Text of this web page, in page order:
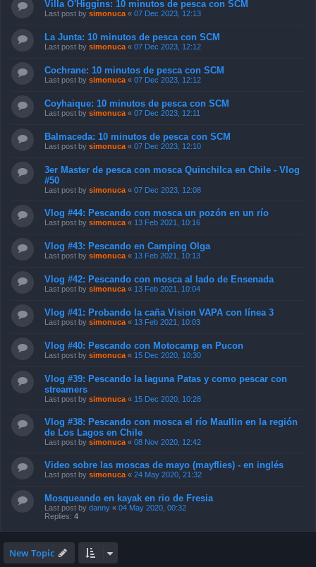
Villa O'Higgins: 10 minutos de pesca con SCM
Last post by simonuca « 07 Dec 2023, 12:13
La Junta: 10 minutos de pesca con SCM
Last post by simonuca « 07 Dec 2023, 12:12
Cochrane: 10 minutos de pesca con SCM
Last post by simonuca « 07 Dec 2023, 12:12
Coyhaique: 10 minutos de pesca con SCM
Last post by simonuca « 07 Dec 2023, 12:11
Balmaceda: 10 minutos de pesca con SCM
Last post by simonuca « 07 Dec 2023, 12:10
3er Master de pesca con mosca Quinchilca en Chile - Vlog
#50
Last post by simonuca « 07 Dec 2023, 12:08
Vlog #44: Pescando con mosca un pozón en un río
Last post by simonuca « 13 Feb 2021, 10:16
Vlog #43: Pescando en Camping Olga
Last post by simonuca « 13 Feb 2021, 10:13
Vlog #42: Pescando con mosca al lado de Ensenada
Last post by simonuca « 13 Feb 2021, 10:04
Vlog #41: Probando la caña Vision VAPA con línea 3
Last post by simonuca « 13 Feb 2021, 10:03
Vlog #40: Pescando con Motocamp en Pucon
Last post by simonuca « 15 Dec 2020, 10:30
Vlog #39: Pescando la laguna Patas y como pescar con
streamers
Last post by simonuca « 15 Dec 2020, 10:28
Vlog #38: Pescando con mosca el río Maullin en la región
de Los Lagos en Chile
Last post by simonuca « 08 Nov 2020, 12:42
Video sobre las moscas de mayo (mayflies) - en inglés
Last post by simonuca « 24 May 2020, 21:32
Mosqueando en kayak en rio de Fresia
Last post by danny « 04 May 2020, 00:32
Replies: 4
New Topic